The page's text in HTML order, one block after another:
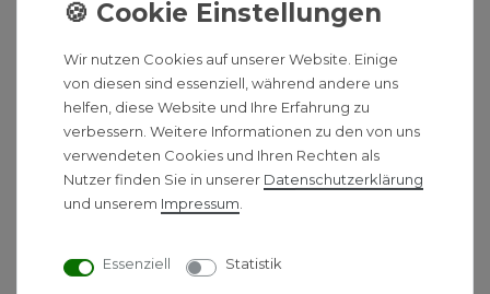
insbesondere in der Renovierung in
Hohe Effizienz des Gesamtsystems
Ausstattung:
Integrierter Stellantrieb
Touch-Display zur Steuerung
Dynamisches Ventil für den automatischen
Anschlusskabel mit 90° Winkelstecker, Länge:
Wir nutzen Cookies auf unserer Website. Einige
von diesen sind essenziell, während andere uns
helfen, diese Website und Ihre Erfahrung zu
verbessern. Weitere Informationen zu den von uns
verwendeten Cookies und Ihren Rechten als
Nutzer finden Sie in unserer Daten­schutz­erklärung
und unserem Impressum
Essenziell Statistik